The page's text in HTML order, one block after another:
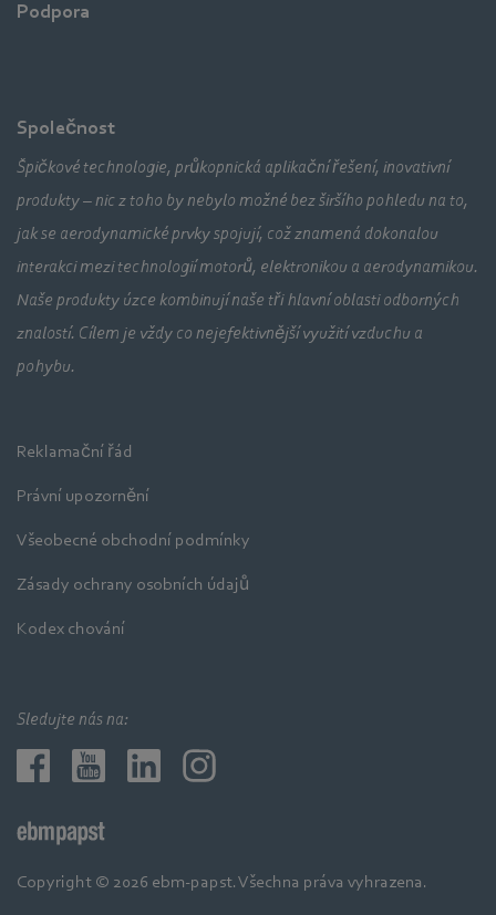
Podpora
Společnost
Špičkové technologie, průkopnická aplikační řešení, inovativní
produkty – nic z toho by nebylo možné bez širšího pohledu na to,
jak se aerodynamické prvky spojují, což znamená dokonalou
interakci mezi technologií motorů, elektronikou a aerodynamikou.
Naše produkty úzce kombinují naše tři hlavní oblasti odborných
znalostí. Cílem je vždy co nejefektivnější využití vzduchu a
pohybu.
Reklamační řád
Právní upozornění
Všeobecné obchodní podmínky
Zásady ochrany osobních údajů
Kodex chování
Sledujte nás na:
Copyright © 2026 ebm-papst. Všechna práva vyhrazena.